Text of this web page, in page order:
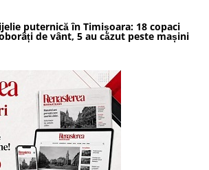
puternică în Timișoara: 18 copaci
de vânt, 5 au căzut peste mașini